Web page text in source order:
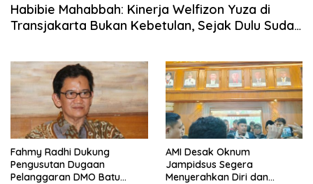
Habibie Mahabbah: Kinerja Welfizon Yuza di
Transjakarta Bukan Kebetulan, Sejak Dulu Sudah
Fahmy Radhi Dukung
Pengusutan Dugaan
Pelanggaran DMO Batu
AMI Desak Oknum
Jampidsus Segera
Menyerahkan Diri dan